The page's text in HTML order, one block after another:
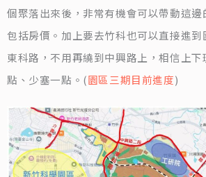
個聚落出來後，非常有機會可以帶動這
包括房價。加上要去竹科也可以直接進
東科路，不用再繞到中興路上，相信上
點、少塞一點。(園區三期目前進度)